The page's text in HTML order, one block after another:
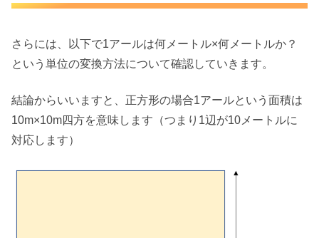
さらには、以下で1アールは何メートル×何メートルか？
という単位の変換方法について確認していきます。
結論からいいますと、正方形の場合1アールという面積は
10m×10m四方を意味します（つまり1辺が10メートルに
対応します）